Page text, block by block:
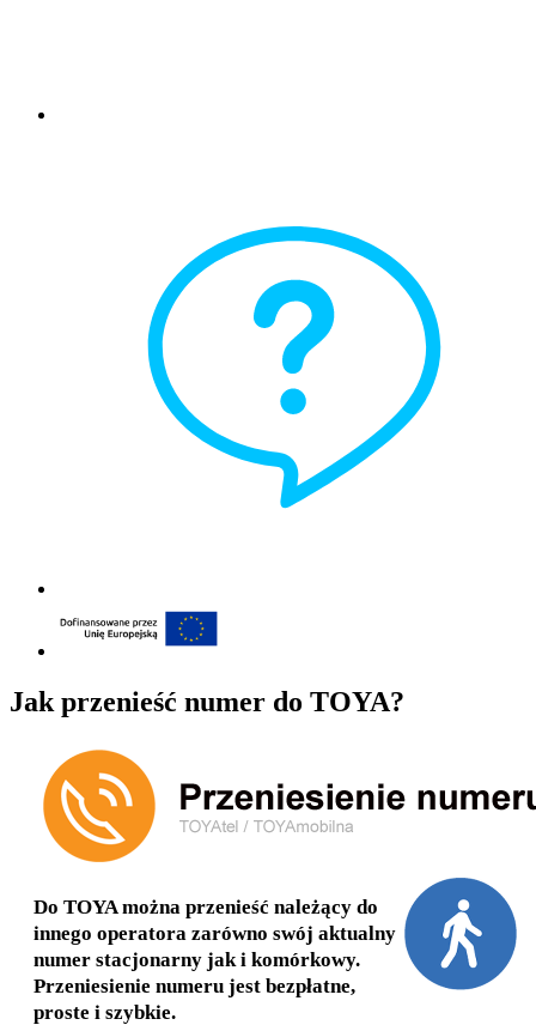
Jak przenieść numer do TOYA?
Do TOYA można przenieść należący do
innego operatora zarówno swój aktualny
numer stacjonarny jak i komórkowy.
Przeniesienie numeru jest bezpłatne,
proste i szybkie.